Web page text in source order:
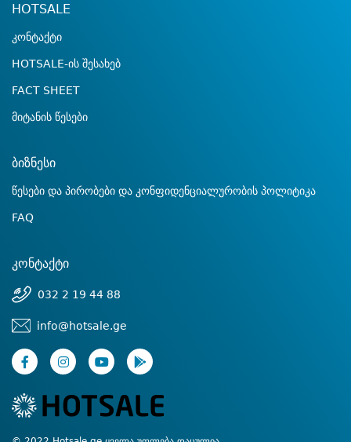
HOTSALE
კონტაქტი
HOTSALE-ის შესახებ
FACT SHEET
მიტანის წესები
ბიზნესი
წესები და პირობები და კონფიდენციალურობის პოლიტიკა
FAQ
კონტაქტი
032 2 19 44 88
info@hotsale.ge